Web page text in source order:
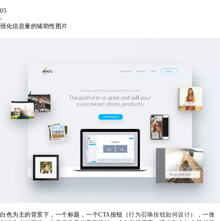
05
-
强化信息量的辅助性图片
白色为主的背景下，一个标题，一个CTA按钮（行为召唤按钮如何设计），一张